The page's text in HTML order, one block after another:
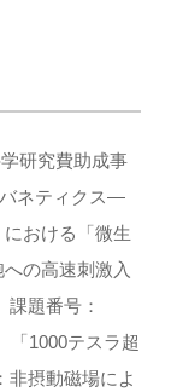
研究費助成事
ネティクス―
おける「微生
の高速刺激入
題番号：
「1000テスラ超
非摂動磁場によ